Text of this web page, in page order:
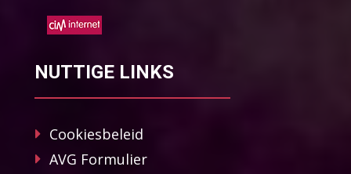
NUTTIGE LINKS
Cookiesbeleid
AVG Formulier